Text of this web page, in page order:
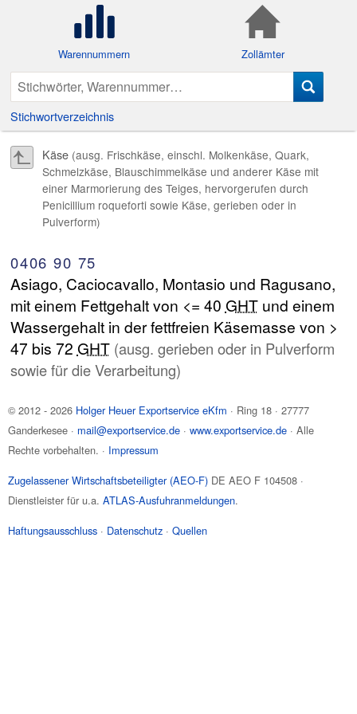
Warennummern Zollämter
Stichwortverzeichnis
Käse (ausg. Frischkäse, einschl. Molkenkäse, Quark,
Schmelzkäse, Blauschimmelkäse und anderer Käse mit
einer Marmorierung des Teiges, hervorgerufen durch
Penicillium roqueforti sowie Käse, gerieben oder in
Pulverform)
0406 90 75
Asiago, Caciocavallo, Montasio und Ragusano,
mit einem Fettgehalt von <= 40 GHTund einem
Wassergehalt in der fettfreien Käsemasse von >
47 bis 72 GHT(ausg. gerieben oder in Pulverform
sowie für die Verarbeitung)
© 2012 - 2026 Holger Heuer Exportservice eKfm · Ring 18 ·27777
Ganderkesee · mail@exportservice.de ·www.exportservice.de · Alle
Rechte vorbehalten. · Impressum
Zugelassener Wirtschaftsbeteiligter (AEO-F) DE AEO F 104508 ·
Dienstleister für u.a.ATLAS-Ausfuhranmeldungen.
Haftungsausschluss · Datenschutz ·Quellen